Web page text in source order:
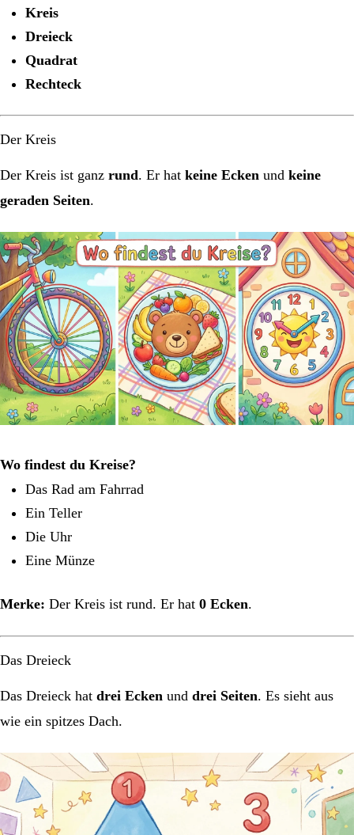
Kreis
Dreieck
Quadrat
Rechteck
Der Kreis
Der Kreis ist ganz rund. Er hat keine Ecken und keine
geraden Seiten.
Wo findest du Kreise?
Das Rad am Fahrrad
Ein Teller
Die Uhr
Eine Münze
Merke: Der Kreis ist rund. Er hat 0 Ecken.
Das Dreieck
Das Dreieck hat drei Ecken und drei Seiten. Es sieht aus
wie ein spitzes Dach.